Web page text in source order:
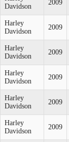
Davidson
2009
Harley
Davidson
2009
Harley
Davidson
2009
Harley
Davidson
2009
Harley
Davidson
2009
Harley
Davidson
2009